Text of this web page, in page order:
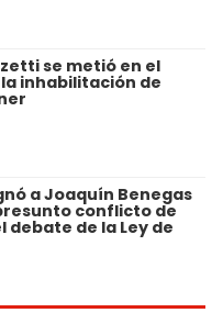
se metió en el
inhabilitación de
a Joaquín Benegas
conflicto de
debate de la Ley de